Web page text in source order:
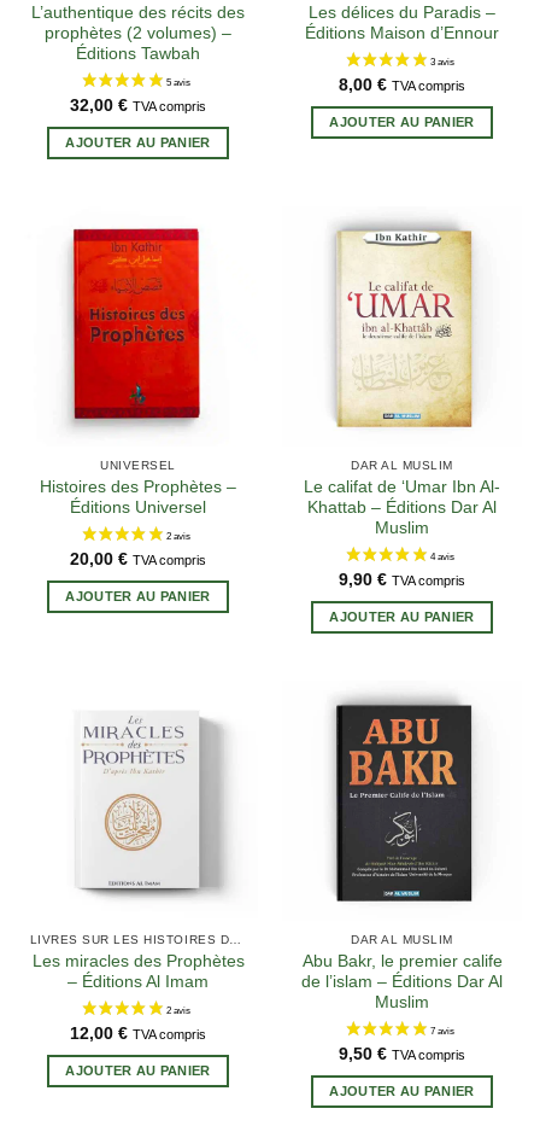
L’authentique des récits des
prophètes (2 volumes) –
Éditions Tawbah
32,00 € TVA compris
AJOUTER AU PANIER
Les délices du Paradis –
Éditions Maison d’Ennour
8,00 € TVA compris
AJOUTER AU PANIER
UNIVERSEL
Histoires des Prophètes –
Éditions Universel
20,00 € TVA compris
AJOUTER AU PANIER
DAR AL MUSLIM
Le califat de ‘Umar Ibn Al-
Khattab – Éditions Dar Al
Muslim
9,90 € TVA compris
AJOUTER AU PANIER
LIVRES SUR LES HISTOIRES DES PROPHÈTES
Les miracles des Prophètes
– Éditions Al Imam
12,00 € TVA compris
AJOUTER AU PANIER
DAR AL MUSLIM
Abu Bakr, le premier calife
de l’islam – Éditions Dar Al
Muslim
9,50 € TVA compris
AJOUTER AU PANIER